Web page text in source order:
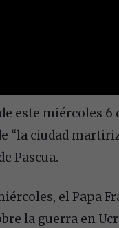
este miércoles 6
“la ciudad
Pascua.
el Papa
la guerra en